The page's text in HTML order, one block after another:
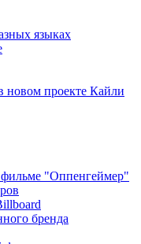
языках
новом проекте Кайли
"Оппенгеймер"
бренда